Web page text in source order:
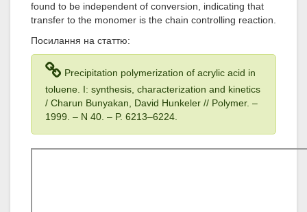
found to be independent of conversion, indicating that
transfer to the monomer is the chain controlling reaction.
Посилання на статтю:
Precipitation polymerization of acrylic acid in
toluene. I: synthesis, characterization and kinetics
/ Charun Bunyakan, David Hunkeler // Polymer. –
1999. – N 40. – P. 6213–6224.